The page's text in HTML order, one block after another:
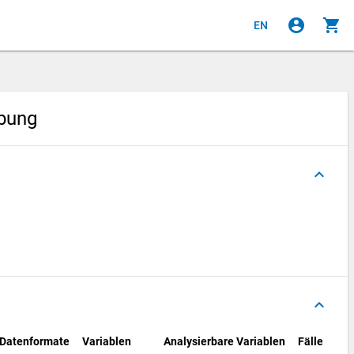
EN account_circle shopping_cart
keyboard_arrow_up
keyboard_arrow_up
Datenformate Variablen Analysierbare Variablen Fälle